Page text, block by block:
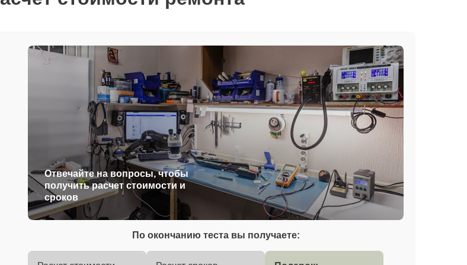
Отвечайте на вопросы, чтобы
получить расчет стоимости и
сроков
По окончанию теста вы получаете: